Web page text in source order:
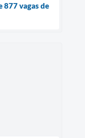
877 vagas de